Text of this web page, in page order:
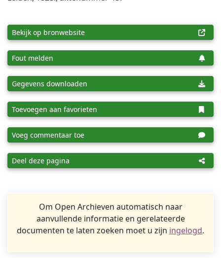
Bekijk op bronwebsite
Fout melden
Gegevens downloaden
Toevoegen aan favorieten
Voeg commentaar toe
Deel deze pagina
Om Open Archieven automatisch naar
aanvullende informatie en gerelateerde
documenten te laten zoeken moet u zijn ingelogd.